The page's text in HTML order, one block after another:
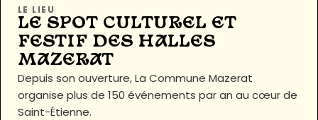
LE LIEU
LE SPOT CULTUREL ET
FESTIF DES HALLES
MAZERAT
Depuis son ouverture, La Commune Mazerat
organise plus de 150 événements par an au cœur de
Saint-Étienne.